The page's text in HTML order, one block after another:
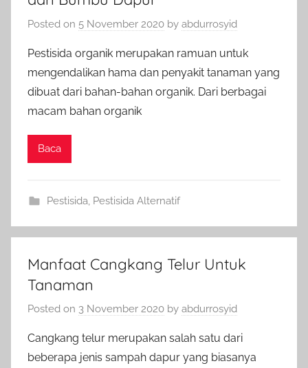
Posted on 5 November 2020 by abdurrosyid
Pestisida organik merupakan ramuan untuk
mengendalikan hama dan penyakit tanaman yang
dibuat dari bahan-bahan organik. Dari berbagai
macam bahan organik
Baca
Pestisida Pestisida Alternatif
Manfaat Cangkang Telur Untuk
Tanaman
Posted on 3 November 2020 by abdurrosyid
Cangkang telur merupakan salah satu dari
beberapa jenis sampah dapur yang biasanya